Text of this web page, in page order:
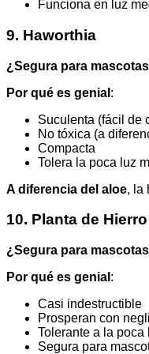
Funciona en luz
9. Haworthia
¿Segura para
Por qué es genial :
Suculenta (fácil de
No tóxica (a
Compacta
Tolera la poca luz
A diferencia del aloe, la
10. Planta de
¿Segura para
Por qué es genial :
Casi indestructible
Prosperan con
Tolerante a la poca
Segura para